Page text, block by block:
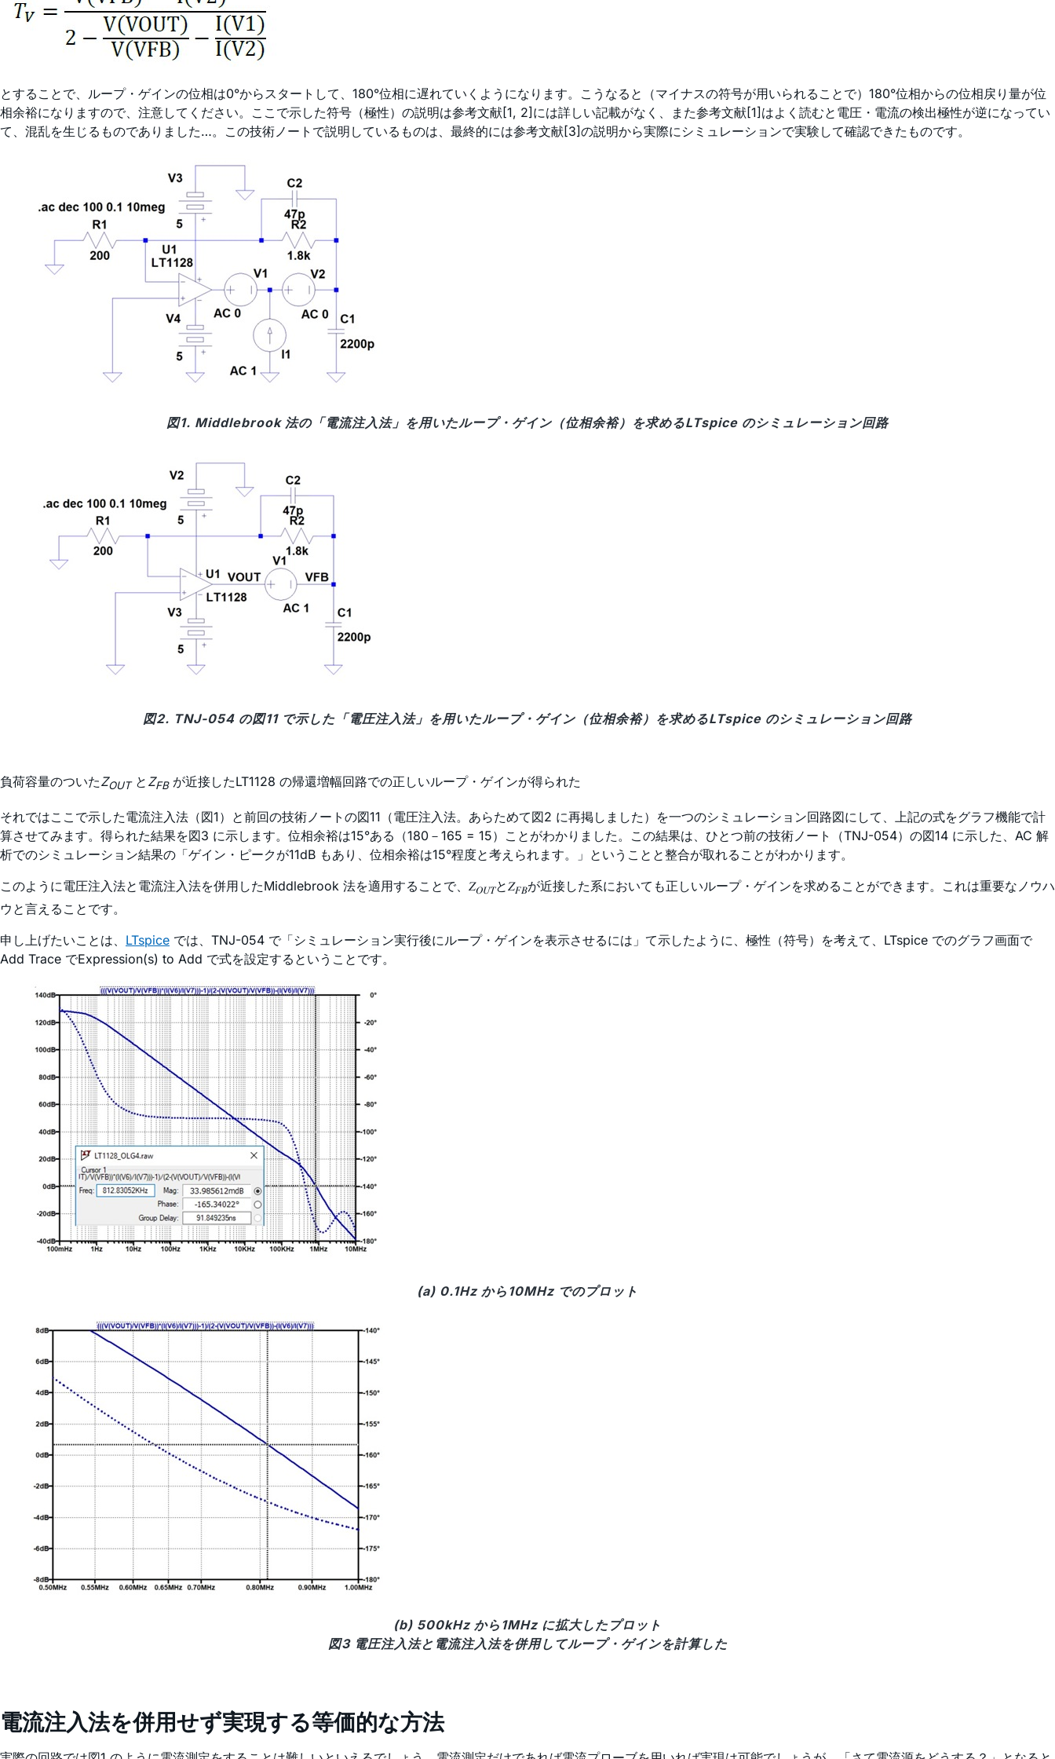
とすることで、ループ・ゲインの位相は0°からスタートして、180°位相に遅れていくようになります。こうなると（マイナスの符号が用いられることで）180°位相からの位相戻り量が位
相余裕になりますので、注意してください。ここで示した符号（極性）の説明は参考文献[1, 2]には詳しい記載がなく、また参考文献[1]はよく読むと電圧・電流の検出極性が逆になってい
て、混乱を生じるものでありました…。この技術ノートで説明しているものは、最終的には参考文献[3]の説明から実際にシミュレーションで実験して確認できたものです。
図1. Middlebrook 法の「電流注入法」を用いたループ・ゲイン（位相余裕）を求めるLTspice のシミュレーション回路
図2. TNJ-054 の図11 で示した「電圧注入法」を用いたループ・ゲイン（位相余裕）を求めるLTspice のシミュレーション回路
負荷容量のついたZOUTと ZFBが近接したLT1128 の帰還増幅回路での正しいループ・ゲインが得られた
それではここで示した電流注入法（図1）と前回の技術ノートの図11（電圧注入法。あらためて図2 に再掲しました）を一つのシミュレーション回路図にして、上記の式をグラフ機能で計
算させてみます。得られた結果を図3 に示します。位相余裕は15°ある（180－165 = 15）ことがわかりました。この結果は、ひとつ前の技術ノート（TNJ-054）の図14 に示した、AC 解
析でのシミュレーション結果の「ゲイン・ピークが11dB もあり、位相余裕は15°程度と考えられます。」ということと整合が取れることがわかります。
このように電圧注入法と電流注入法を併用したMiddlebrook 法を適用することで、𝑍𝑂𝑈𝑇と𝑍𝐹𝐵が近接した系においても正しいループ・ゲインを求めることができます。これは重要なノウハ
ウと言えることです。
申し上げたいことは、 LTspice では、TNJ-054 で「シミュレーション実行後にループ・ゲインを表示させるには」て示したように、極性（符号）を考えて、LTspice でのグラフ画面で
Add Trace でExpression(s) to Add で式を設定するということです。
(a) 0.1Hz から10MHz でのプロット
(b) 500kHz から1MHz に拡大したプロット
図3 電圧注入法と電流注入法を併用してループ・ゲインを計算した
電流注入法を併用せず実現する等価的な方法